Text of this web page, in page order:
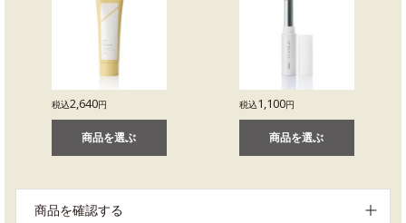
税込2,640円
商品を選ぶ
税込1,100円
商品を選ぶ
商品を確認する